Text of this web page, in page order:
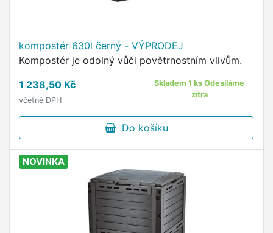
kompostér 630l černý - VÝPRODEJ
Kompostér je odolný vůči povětrnostním vlivům.
1 238,50 Kč
včetně DPH
Skladem 1 ks Odesíláme
zítra
Do košíku
NOVINKA